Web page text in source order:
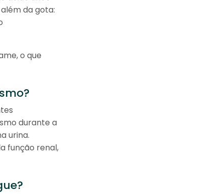
da gota:
o que
durante a
urina.
função renal,